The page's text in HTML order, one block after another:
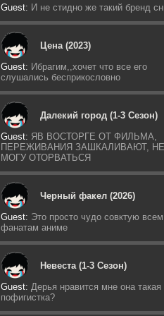
Guest: И не стидно же такий бренд
Цена (2023)
Guest: Ибрагим,,хочет что все его
слушались бесприкословно
Далекий город (1-3 Сезон)
Guest: ЯВ ВОСТОРГЕ ОТ ФИЛЬМА,
ПЕРЕЖИВАНИЯ ЗАШКАЛИВАЮТ, НЕ
МОГУ ОТОРВАТЬСЯ
Черный факел (2026)
Guest: Это просто чудо совктую всем
фанатам аниме
Невеста (1-3 Сезон)
Guest: Дерья нравится мне она такая
пофигистка?